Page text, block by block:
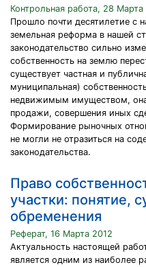
Контрольная работа, 28 Марта
Прошло почти десятилетие с
земельная реформа в нашей
законодательство сильно
собственность на землю
существует частная и
муниципальная)
недвижимым имуществом,
продажи, совершения иных
Формирование рыночных
не могли не отразиться на
законодательства.
Право
участки: понятие,
обременения
Реферат, 16 Марта 2012
Актуальность настоящей
является одним из наиболее